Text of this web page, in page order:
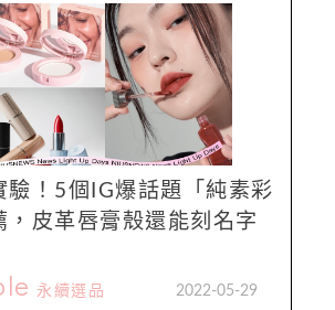
驗！5個IG爆話題「純素彩
，皮革唇膏殼還能刻名字
永續選品 2022-05-29